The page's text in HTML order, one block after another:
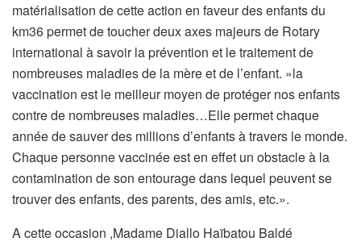
matérialisation de cette action en faveur des enfants du
km36 permet de toucher deux axes majeurs de Rotary
international à savoir la prévention et le traitement de
nombreuses maladies de la mère et de l’enfant. »la
vaccination est le meilleur moyen de protéger nos enfants
contre de nombreuses maladies…Elle permet chaque
année de sauver des millions d’enfants à travers le monde.
Chaque personne vaccinée est en effet un obstacle à la
contamination de son entourage dans lequel peuvent se
trouver des enfants, des parents, des amis, etc.».
A cette occasion ,Madame Diallo Haïbatou Baldé